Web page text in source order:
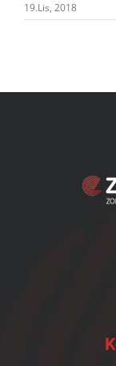
19.Lis, 2018